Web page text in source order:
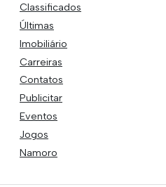
Classificados
Últimas
Imobiliário
Carreiras
Contatos
Publicitar
Eventos
Jogos
Namoro